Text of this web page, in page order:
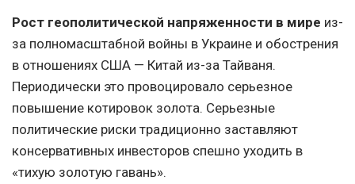
Рост геополитической напряженности в мире из-
за полномасштабной войны в Украине и обострения
в отношениях США — Китай из-за Тайваня.
Периодически это провоцировало серьезное
повышение котировок золота. Серьезные
политические риски традиционно заставляют
консервативных инвесторов спешно уходить в
«тихую золотую гавань».